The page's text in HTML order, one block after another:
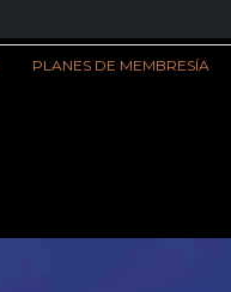
PLANES DE MEMBRESÍA